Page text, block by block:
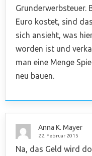
Grunderwerbsteuer.
Euro kostet, sind
sich ansieht, was
worden ist und
man eine Menge
neu bauen.
Anna K. Mayer
22. Februar 2015
Na, das Geld wird